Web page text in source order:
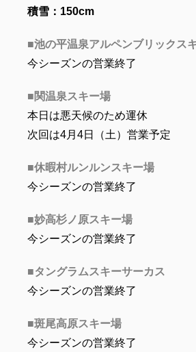
積雪：150cm
■池の平温泉アルペンブリックス
今シーズンの営業終了
■関温泉スキー場
本日は悪天候のため運休
次回は4月4日（土）営業予定
■休暇村ルンルンスキー場
今シーズンの営業終了
■妙高杉ノ原スキー場
今シーズンの営業終了
■タングラムスキーサーカス
今シーズンの営業終了
■斑尾高原スキー場
今シーズンの営業終了